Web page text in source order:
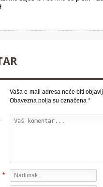
Vaša e-mail adresa neće biti
Obavezna polja su označena *
*